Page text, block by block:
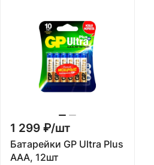
1 299 ₽/шт
Батарейки GP Ultra Plus
AAA, 12шт